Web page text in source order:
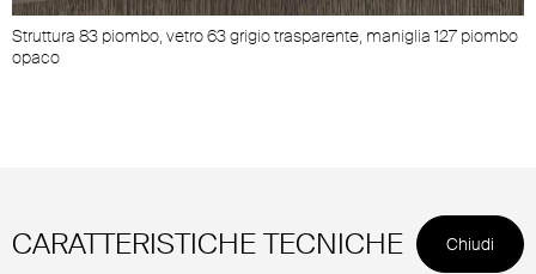
Struttura 83 piombo, vetro 63 grigio trasparente, maniglia 127 piombo
opaco
CARATTERISTICHE TECNICHE Chiudi